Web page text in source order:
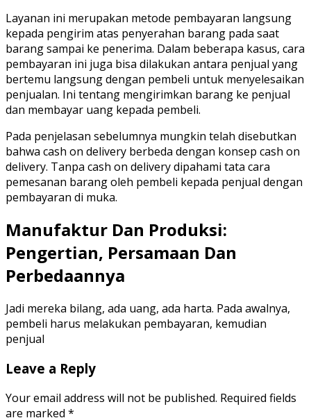
Layanan ini merupakan metode pembayaran langsung
kepada pengirim atas penyerahan barang pada saat
barang sampai ke penerima. Dalam beberapa kasus, cara
pembayaran ini juga bisa dilakukan antara penjual yang
bertemu langsung dengan pembeli untuk menyelesaikan
penjualan. Ini tentang mengirimkan barang ke penjual
dan membayar uang kepada pembeli.
Pada penjelasan sebelumnya mungkin telah disebutkan
bahwa cash on delivery berbeda dengan konsep cash on
delivery. Tanpa cash on delivery dipahami tata cara
pemesanan barang oleh pembeli kepada penjual dengan
pembayaran di muka.
Manufaktur Dan Produksi:
Pengertian, Persamaan Dan
Perbedaannya
Jadi mereka bilang, ada uang, ada harta. Pada awalnya,
pembeli harus melakukan pembayaran, kemudian
penjual
Leave a Reply
Your email address will not be published. Required fields
are marked *